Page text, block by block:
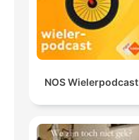
NOS Wielerpodcast